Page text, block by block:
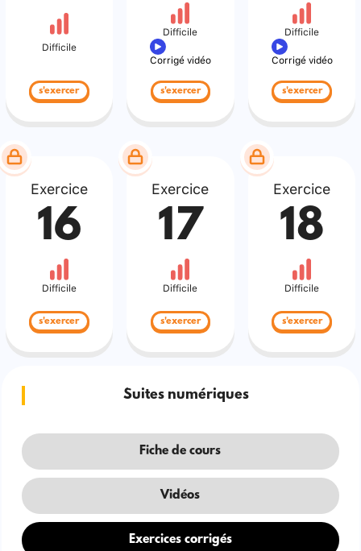
Difficile
s'exercer
Difficile
Corrigé vidéo
s'exercer
Difficile
Corrigé vidéo
s'exercer
Exercice
16
Difficile
s'exercer
Exercice
17
Difficile
s'exercer
Exercice
18
Difficile
s'exercer
Suites numériques
Fiche de cours
Vidéos
Exercices corrigés